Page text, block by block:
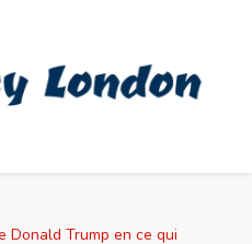
Trump en ce qui